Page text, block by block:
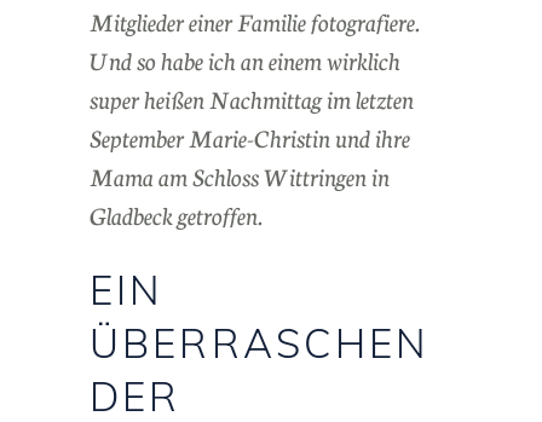
Mitglieder einer Familie fotografiere.
Und so habe ich an einem wirklich
super heißen Nachmittag im letzten
September Marie-Christin und ihre
Mama am Schloss Wittringen in
Gladbeck getroffen.
EIN
ÜBERRASCHEN
DER